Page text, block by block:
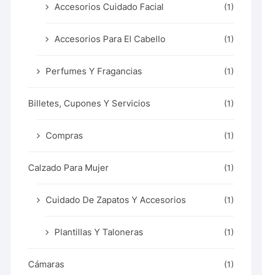
Accesorios Cuidado Facial (1)
Accesorios Para El Cabello (1)
Perfumes Y Fragancias (1)
Billetes, Cupones Y Servicios (1)
Compras (1)
Calzado Para Mujer (1)
Cuidado De Zapatos Y Accesorios (1)
Plantillas Y Taloneras (1)
Cámaras (1)